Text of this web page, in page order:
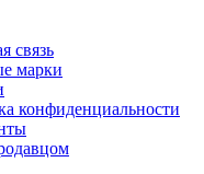
связь
марки
конфиденциальности